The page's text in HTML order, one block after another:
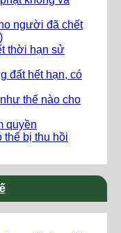
người đã chết
thời hạn sử
đất hết hạn, có
thế nào cho
quyền
thể bị thu hồi